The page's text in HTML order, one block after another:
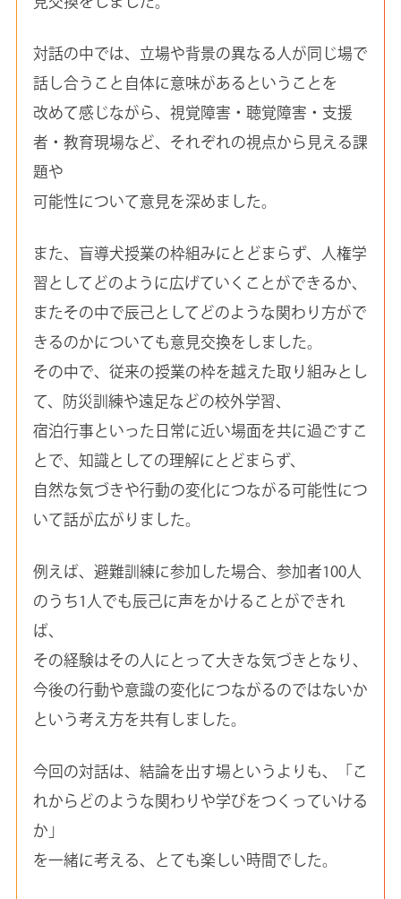
対話の中では、立場や背景の異なる人が同じ場で
話し合うこと自体に意味があるということを
改めて感じながら、視覚障害・聴覚障害・支援
者・教育現場など、それぞれの視点から見える課
題や
可能性について意見を深めました。
また、盲導犬授業の枠組みにとどまらず、人権学
習としてどのように広げていくことができるか、
またその中で辰己としてどのような関わり方がで
きるのかについても意見交換をしました。
その中で、従来の授業の枠を越えた取り組みとし
て、防災訓練や遠足などの校外学習、
宿泊行事といった日常に近い場面を共に過ごすこ
とで、知識としての理解にとどまらず、
自然な気づきや行動の変化につながる可能性につ
いて話が広がりました。
例えば、避難訓練に参加した場合、参加者100人
のうち1人でも辰己に声をかけることができれ
ば、
その経験はその人にとって大きな気づきとなり、
今後の行動や意識の変化につながるのではないか
という考え方を共有しました。
今回の対話は、結論を出す場というよりも、「こ
れからどのような関わりや学びをつくっていける
か」
を一緒に考える、とても楽しい時間でした。